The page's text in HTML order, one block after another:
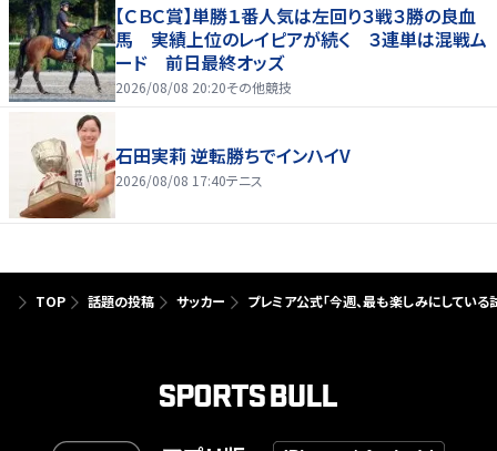
【ＣＢＣ賞】単勝１番人気は左回り３戦３勝の良血
馬 実績上位のレイピアが続く ３連単は混戦ム
ード 前日最終オッズ
2026/08/08 20:20その他競技
石田実莉 逆転勝ちでインハイV
2026/08/08 17:40テニス
TOP 話題の投稿 サッカー プレミア公式「今週、最も楽しみにしてい